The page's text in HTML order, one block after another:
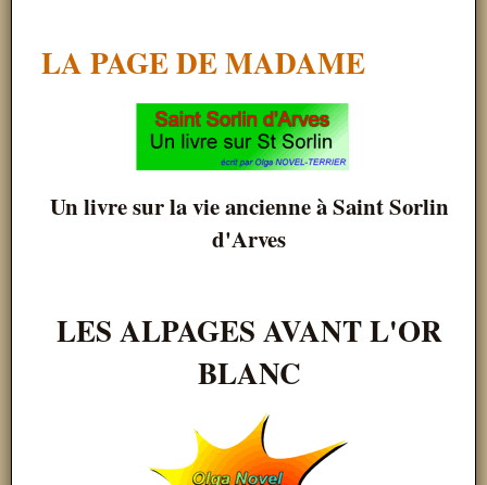
LA PAGE DE MADAME
Un livre sur la vie ancienne à Saint Sorlin
d'Arves
LES ALPAGES AVANT L'OR
BLANC